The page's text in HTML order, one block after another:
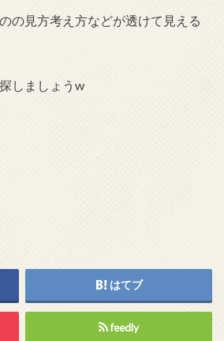
の見方考え方などが透けて見える
しましょうw
はてブ
feedly